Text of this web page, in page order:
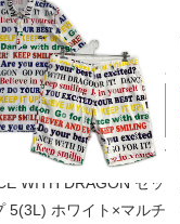
税込
WITH DRAGON/ダンスウ
ゴン
ズ ダンスウィズドラゴ
WITH DRAGON セッ
5(3L) ホワイト×マルチ